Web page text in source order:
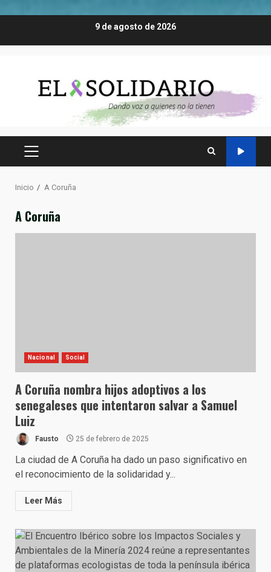
9 de agosto de 2026
MENÚ
Inicio A Coruña
A Coruña
Nacional Social
A Coruña nombra hijos adoptivos a los
senegaleses que intentaron salvar a Samuel
Luiz
Fausto 25 de febrero de 2025
La ciudad de A Coruña ha dado un paso significativo en
el reconocimiento de la solidaridad y...
Leer Más